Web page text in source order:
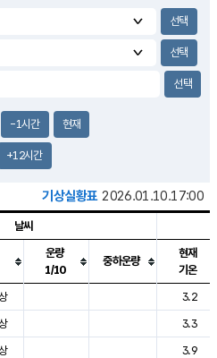
-1시간 현재
+12시간
기상실황표 2026.01.10.17:00
온, 강수, 바람, 기압등을 안내한 표입
날씨
운량
1/10
중하운량
현재
기온
3.2
3.3
3.9